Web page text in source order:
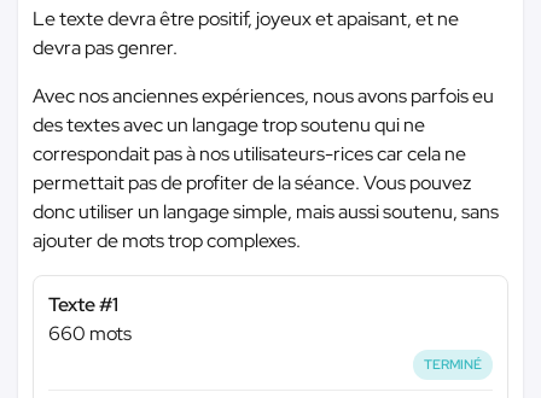
Le texte devra être positif, joyeux et apaisant, et ne
devra pas genrer.
Avec nos anciennes expériences, nous avons parfois eu
des textes avec un langage trop soutenu qui ne
correspondait pas à nos utilisateurs-rices car cela ne
permettait pas de profiter de la séance. Vous pouvez
donc utiliser un langage simple, mais aussi soutenu, sans
ajouter de mots trop complexes.
Texte #1
660 mots
TERMINÉ